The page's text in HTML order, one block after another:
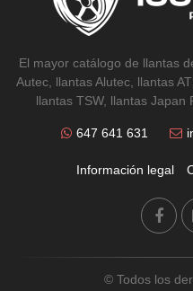
El mayor catálogo de llantas
Autec, llantas Alutec, llantas
llantas TSW, llantas Japan
647 641 631
Información legal
© Todos los